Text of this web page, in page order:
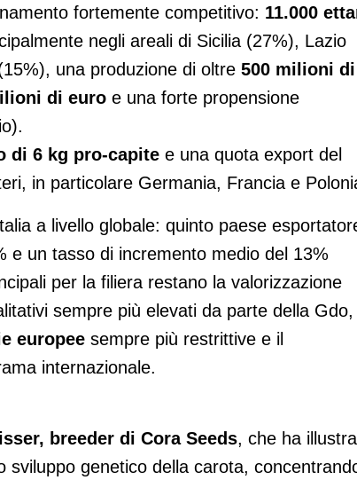
fortemente competitivo: 11.000
negli areali di Sicilia (27%), Lazio
una produzione di oltre 500 milioni di
di euro e una forte propensione
di 6 kg pro-capite e una quota export del
in particolare Germania, Francia e
a livello globale: quinto paese
e un tasso di incremento medio del 13%
per la filiera restano la valorizzazione
sempre più elevati da parte della Gdo,
europee sempre più restrittive e il
internazionale.
breeder di Cora Seeds, che ha
sviluppo genetico della carota,